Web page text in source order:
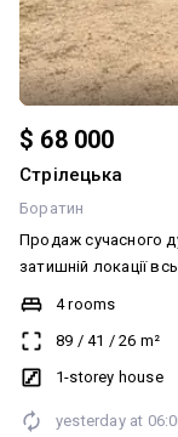
$ 68 000
Стрілецька
Боратин
Продаж сучасного дуплексу в
затишній локації
краєвидом і спокійною
життя: магазини,
ХАРАКТЕРИСТИКИ *Площа: 89 м² *Кімнати: 3 окремі + простора
кухня-вітальня
20 см *Електрика:
4 rooms
89 / 41 / 26 m²
1-storey house
yesterday at